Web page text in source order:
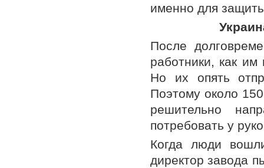
именно для
После
работники, как
Но их опять
Поэтому около
решительно
потребовать у
Когда люди
директор завода